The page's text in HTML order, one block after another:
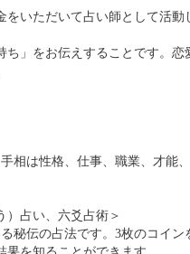
、人生の道標を失ったとき、あ
ませんか。喫緊の問題はないけ
やスピリチュアルなことに興味
買って読んでいて、中学生に
ち」をお伝えすることです。